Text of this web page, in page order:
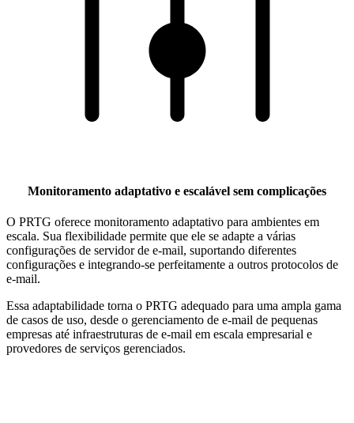
Monitoramento adaptativo e escalável sem complicações
O PRTG oferece monitoramento adaptativo para ambientes em
escala. Sua flexibilidade permite que ele se adapte a várias
configurações de servidor de e-mail, suportando diferentes
configurações e integrando-se perfeitamente a outros protocolos de
e-mail.
Essa adaptabilidade torna o PRTG adequado para uma ampla gama
de casos de uso, desde o gerenciamento de e-mail de pequenas
empresas até infraestruturas de e-mail em escala empresarial e
provedores de serviços gerenciados.